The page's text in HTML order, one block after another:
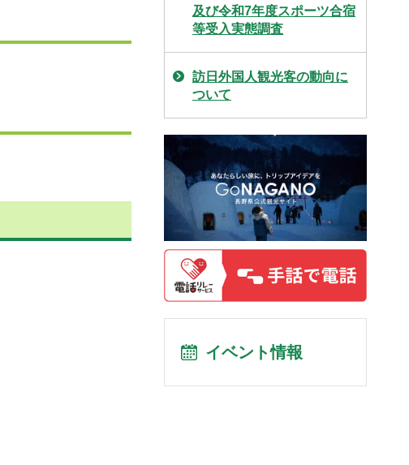
及び令和7年度スポーツ合宿
等受入実態調査
訪日外国人観光客の動向に
ついて
イベント情報